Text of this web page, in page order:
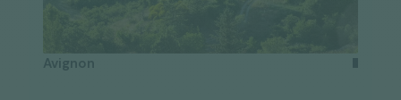
Avignon